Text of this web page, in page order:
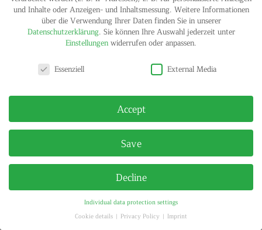
IMPRINT
PRIVACY POLICY
© HELGA MARIA KLOSTERFELDE | ALL RIGHTS RESERVED
und Inhalte oder Anzeigen- und Inhaltsmessung. Weitere Informationen
über die Verwendung Ihrer Daten finden Sie in unserer
Datenschutzerklärung. Sie können Ihre Auswahl jederzeit unter
Einstellungen widerrufen oder anpassen.
Essenziell
External Media
Accept
Save
Decline
Individual data protection settings
Cookie details
Privacy Policy Imprint